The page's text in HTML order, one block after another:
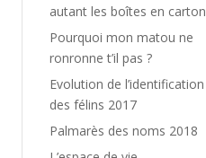
autant les boîtes en carton
Pourquoi mon matou ne
ronronne t’il pas ?
Evolution de l’identification
des félins 2017
Palmarès des noms 2018